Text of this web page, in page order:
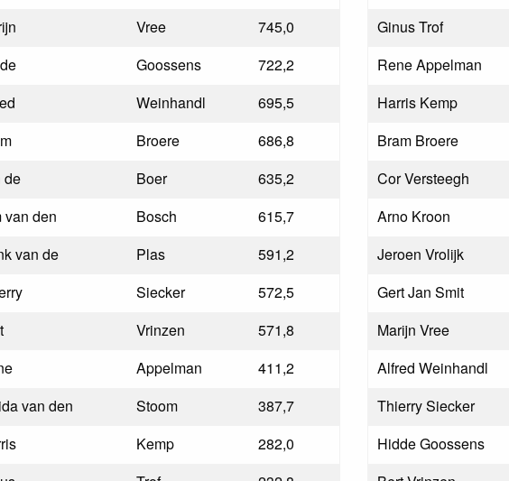
Vree
745,0
Goossens
722,2
Weinhandl
695,5
Broere
686,8
de Boer
635,2
van den Bosch
615,7
van de Plas
591,2
Siecker
572,5
Vrinzen
571,8
Appelman
411,2
van den Stoom
387,7
Kemp
282,0
Ginus Trof
Rene Appelman
Harris Kemp
Bram Broere
Cor Versteegh
Arno Kroon
Jeroen Vrolijk
Gert Jan Smit
Marijn Vree
Alfred Weinhandl
Thierry Siecker
Hidde Goossens